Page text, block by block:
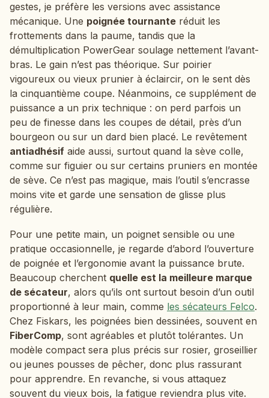
gestes, je préfère les versions avec assistance
mécanique. Une poignée tournante réduit les
frottements dans la paume, tandis que la
démultiplication PowerGear soulage nettement l’avant-
bras. Le gain n’est pas théorique. Sur poirier
vigoureux ou vieux prunier à éclaircir, on le sent dès
la cinquantième coupe. Néanmoins, ce supplément de
puissance a un prix technique : on perd parfois un
peu de finesse dans les coupes de détail, près d’un
bourgeon ou sur un dard bien placé. Le revêtement
antiadhésif aide aussi, surtout quand la sève colle,
comme sur figuier ou sur certains pruniers en montée
de sève. Ce n’est pas magique, mais l’outil s’encrasse
moins vite et garde une sensation de glisse plus
régulière.
Pour une petite main, un poignet sensible ou une
pratique occasionnelle, je regarde d’abord l’ouverture
de poignée et l’ergonomie avant la puissance brute.
Beaucoup cherchent quelle est la meilleure marque
de sécateur, alors qu’ils ont surtout besoin d’un outil
proportionné à leur main, comme les sécateurs Felco.
Chez Fiskars, les poignées bien dessinées, souvent en
FiberComp, sont agréables et plutôt tolérantes. Un
modèle compact sera plus précis sur rosier, groseillier
ou jeunes pousses de pêcher, donc plus rassurant
pour apprendre. En revanche, si vous attaquez
souvent du vieux bois, la fatigue reviendra plus vite.